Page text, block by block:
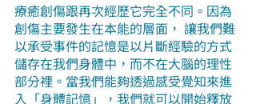
療癒創傷跟再次經歷它完全不同。因為
創傷主要發生在本能的層面， 讓我們難
以承受事件的記憶是以片斷經驗的方式
儲存在我們身體中，而不在大腦的理性
部分裡。當我們能夠透過感受覺知來進
入「身體記憶」，我們就可以開始釋放